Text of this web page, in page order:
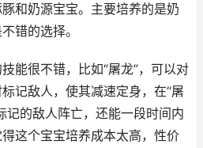
和奶源宝宝。主要培养的是奶
错的选择。
能很不错，比如“屠龙”，可以对
记敌人，使其减速定身，在“屠
记的敌人阵亡，还能一段时间内
这个宝宝培养成本太高，性价